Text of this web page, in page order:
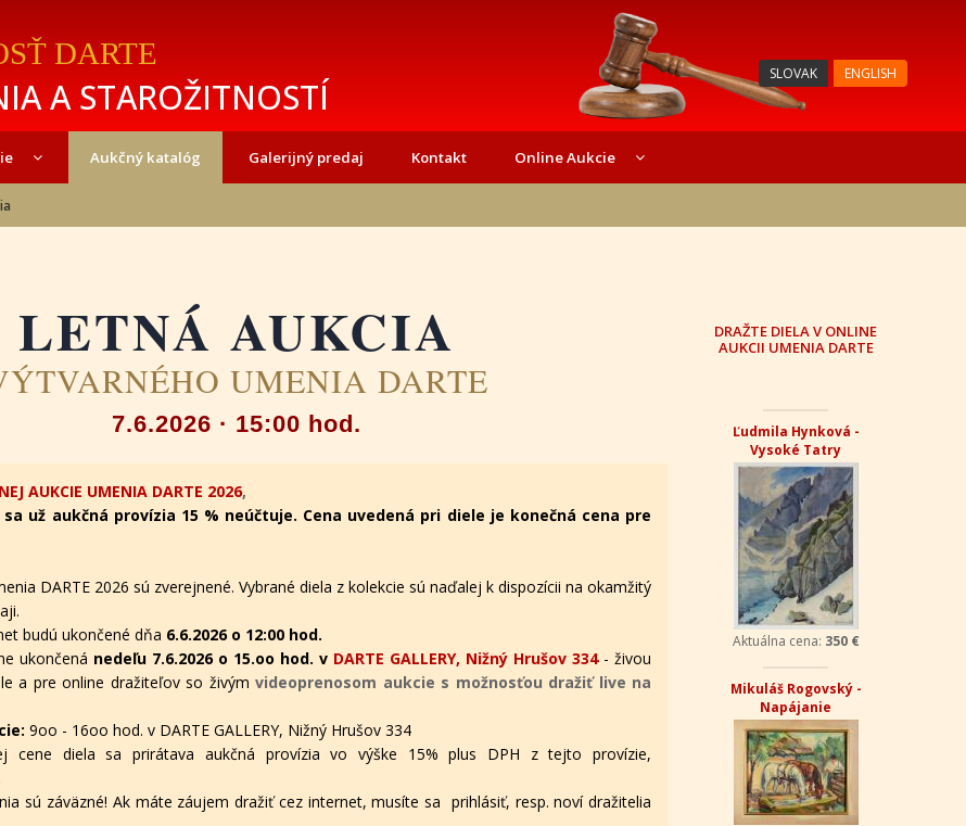
DARTE
A STAROŽITNOSTÍ
SLOVAK ENGLISH
Aukčný katalóg Galerijný predaj Kontakt Online Aukcie
LETNÁ AUKCIA
UMENIA DARTE
7.6.2026 · 15:00 hod.
AUKCIE UMENIA DARTE 2026,
už aukčná provízia 15 % neúčtuje. Cena uvedená pri diele je konečná cena pre
DARTE 2026 sú zverejnené. Vybrané diela z kolekcie sú naďalej k dispozícii na okamžitý
budú ukončené dňa 6.6.2026 o 12:00 hod.
ukončená nedeľu 7.6.2026 o 15.oo hod. v DARTE GALLERY, Nižný Hrušov 334 - živou
a pre online dražiteľov so živým videoprenosom aukcie s možnosťou dražiť live na
9oo - 16oo hod. v DARTE GALLERY, Nižný Hrušov 334
cene diela sa prirátava aukčná provízia vo výške 15% plus DPH z tejto provízie,
sú záväzné! Ak máte záujem dražiť cez internet, musíte sa prihlásiť, resp. noví dražitelia
DRAŽTE DIELA V ONLINE
AUKCII UMENIA DARTE
Ľudmila Hynková -
Vysoké Tatry
Aktuálna cena: 350 €
Mikuláš Rogovský -
Napájanie